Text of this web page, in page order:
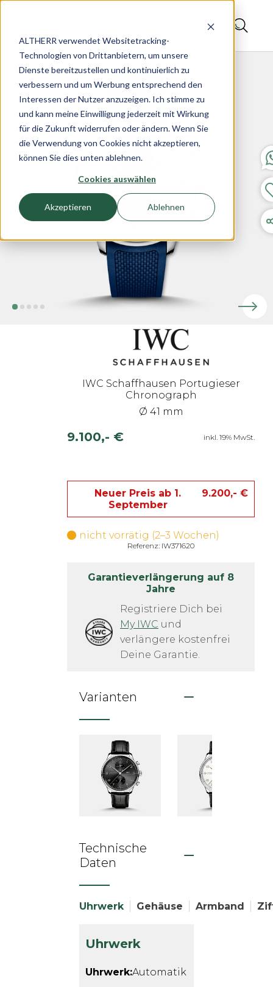
ALTHERR verwendet Websitetracking-
Technologien von Drittanbietern, um unsere
Dienste bereitzustellen und kontinuierlich zu
verbessern und um Werbung entsprechend den
Interessen der Nutzer anzuzeigen. Ich stimme zu
und kann meine Einwilligung jederzeit mit Wirkung
für die Zukunft widerrufen oder ändern. Wenn Sie
die Verwendung von Cookies nicht akzeptieren,
können Sie dies unten ablehnen.
Cookies auswählen
Akzeptieren Ablehnen
IWC Schaffhausen Portugieser
Chronograph
Ø 41 mm
9.100,- € inkl. 19% MwSt.
Neuer Preis ab 1.
September
9.200,- €
nicht vorrätig (2–3 Wochen)
Referenz: IW371620
Garantieverlängerung auf 8
Jahre
Registriere Dich bei
My IWC und
verlängere kostenfrei
Deine Garantie.
Varianten
Technische
Daten
Uhrwerk Gehäuse Armband
Uhrwerk
Uhrwerk:Automatik